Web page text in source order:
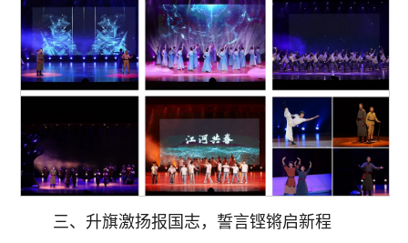
三、升旗激扬报国志，誓言铿锵启新程